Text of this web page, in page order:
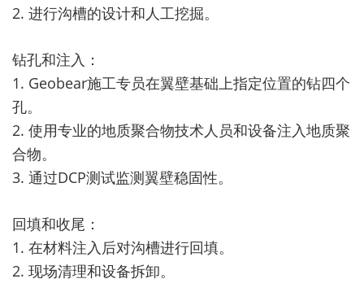
2. 进行沟槽的设计和人工挖掘。
钻孔和注入：
1. Geobear施工专员在翼壁基础上指定位置的钻四个
孔。
2. 使用专业的地质聚合物技术人员和设备注入地质聚
合物。
3. 通过DCP测试监测翼壁稳固性。
回填和收尾：
1. 在材料注入后对沟槽进行回填。
2. 现场清理和设备拆卸。